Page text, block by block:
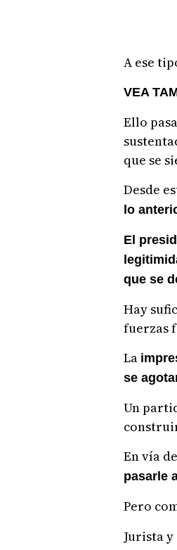
A ese
VEA
Ello
que se
Desde
lo
El
que se
Hay
fuerzas
La
se
Un
En vía
pasarle
Pero
Jurista